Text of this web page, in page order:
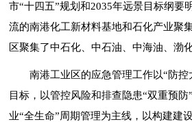
市“十四五”规划和2035年远景目标纲要
流的南港化工新材料基地和石化产业聚
区聚集了中石化、中石油、中海油、渤
南港工业区的应急管理工作以“防
目标，以管控风险和排查隐患“双重预
业“全生命”周期管理为主线，以构建建